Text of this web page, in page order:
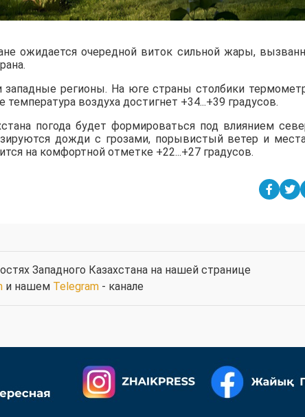
ожидается очередной виток сильной жары,
регионы. На юге страны столбики
температура воздуха достигнет +34...+39 градусов.
погода будет формироваться под влиянием
дожди с грозами, порывистый ветер и
на комфортной отметке +22...+27 градусов.
Западного Казахстана на нашей странице
и нашем Telegram- канале